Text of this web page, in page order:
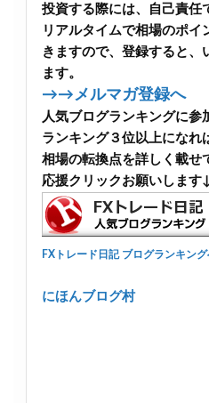
投資する際には、自己責任
リアルタイムで相場のポイ
きますので、登録すると、
ます。
→→メルマガ登録へ
人気ブログランキングに参
ランキング３位以上になれ
相場の転換点を詳しく載せ
応援クリックお願いします
FXトレード日記 ブログランキング
にほんブログ村